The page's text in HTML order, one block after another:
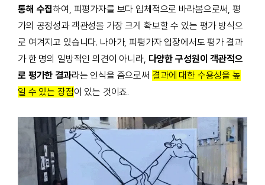
통해 수집하여, 피평가자를 보다 입체적으로 바라봄으로써, 평
가의 공정성과 객관성을 가장 크게 확보할 수 있는 평가 방식으
로 여겨지고 있습니다. 나아가, 피평가자 입장에서도 평가 결과
가 한 명의 일방적인 의견이 아니라, 다양한 구성원이 객관적으
로 평가한 결과라는 인식을 줌으로써 결과에 대한 수용성을 높
일 수 있는 장점이 있는 것이죠.